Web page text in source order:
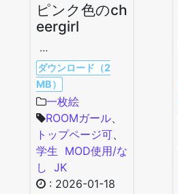
ピンク色のch
eergirl
…
ダウンロード（2
MB）
一枚絵
ROOMガール、
トップページ可、
学生 MOD使用/な
し JK
: 2026-01-18